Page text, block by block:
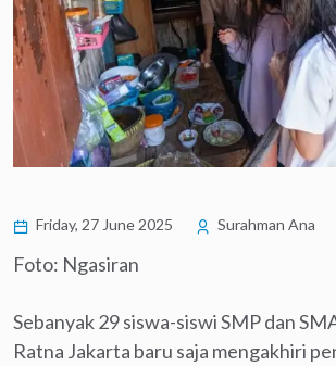
Friday, 27 June 2025 Surahman Ana
Foto: Ngasiran
Sebanyak 29 siswa-siswi SMP dan
Ratna Jakarta baru saja mengakhiri